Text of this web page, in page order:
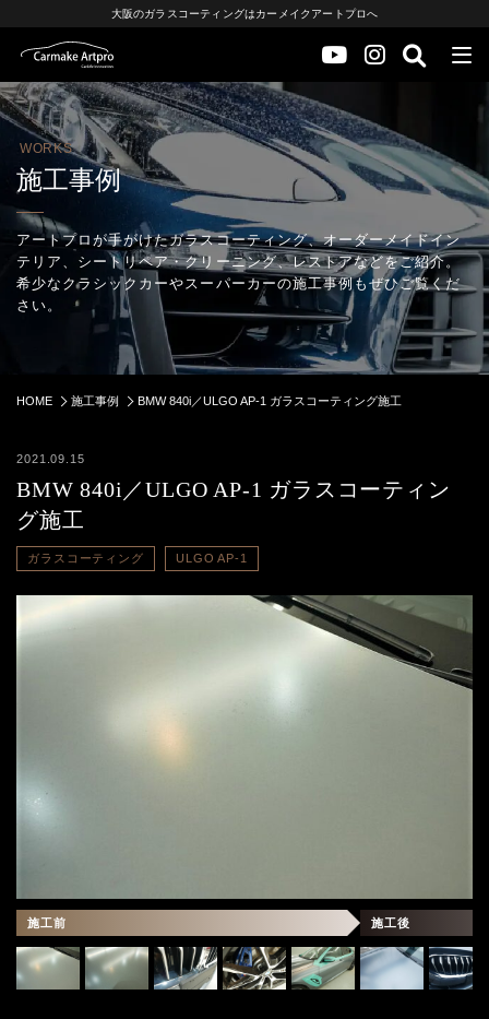
大阪のガラスコーティングはカーメイクアートプロへ
WORKS
施工事例
アートプロが手がけたガラスコーティング、オーダーメイドイン
テリア、シートリペア・クリーニング、レストアなどをご紹介。
希少なクラシックカーやスーパーカーの施工事例もぜひご覧くだ
さい。
HOME 施工事例 BMW 840i／ULGO AP-1 ガラスコーティング施工
2021.09.15
BMW 840i／ULGO AP-1 ガラスコーティン
グ施工
ガラスコーティング ULGO AP-1
施工前 施工後